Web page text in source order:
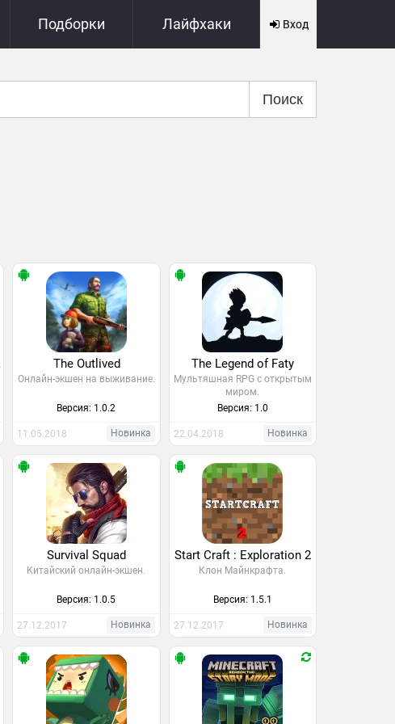
Подборки Лайфхаки Вход
Поиск
The Outlived
Онлайн-экшен на выживание.
Версия: 1.0.2
11.05.2018 Новинка
The Legend of Faty
Мультяшная RPG с открытым
миром.
Версия: 1.0
22.04.2018 Новинка
Survival Squad
Китайский онлайн-экшен.
Версия: 1.0.5
27.12.2017 Новинка
Start Craft : Exploration 2
Клон Майнкрафта.
Версия: 1.5.1
27.12.2017 Новинка